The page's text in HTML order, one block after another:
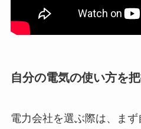
自分の電気の使い方を
電力会社を選ぶ際は、ま